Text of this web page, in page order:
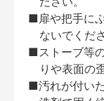
■扉や把手に
ないでくだ
■ストーブ等
りや表面の
■汚れが付い